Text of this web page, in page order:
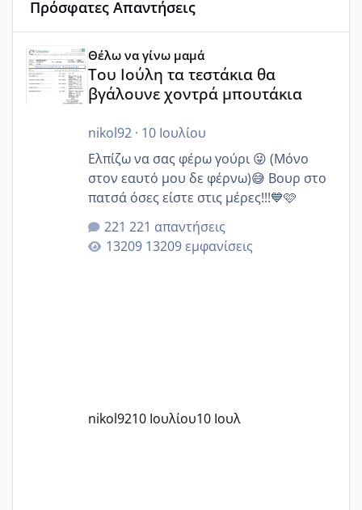
Πρόσφατες Απαντήσεις
Θέλω να γίνω μαμά
Του Ιούλη τα τεστάκια θα
βγάλουνε χοντρά μπουτάκια
nikol92· 10 Ιουλίου
Ελπίζω να σας φέρω γούρι 😜 (Μόνο
στον εαυτό μου δε φέρνω)😅 Βουρ στο
πατσά όσες είστε στις μέρες!!!💙🩷
221 απαντήσεις
13209 εμφανίσεις
nikol9210 Ιουλίου10 Ιουλ